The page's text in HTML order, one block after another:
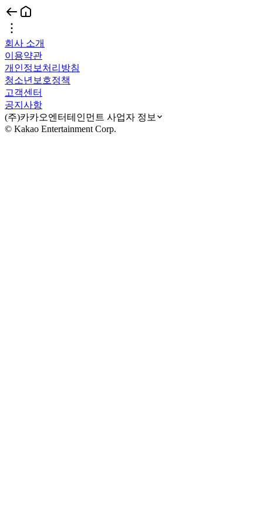
회사 소개
이용약관
개인정보처리방침
청소년보호정책
고객센터
공지사항
(주)카카오엔터테인먼트 사업자 정보
© Kakao Entertainment Corp.